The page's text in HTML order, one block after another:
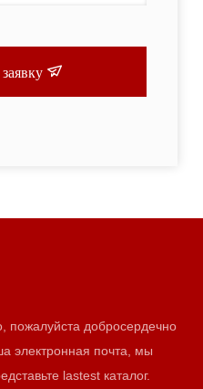
пожалуйста добросердечно
электронная почта, мы
вы очень скоро к представьте lastest каталог.